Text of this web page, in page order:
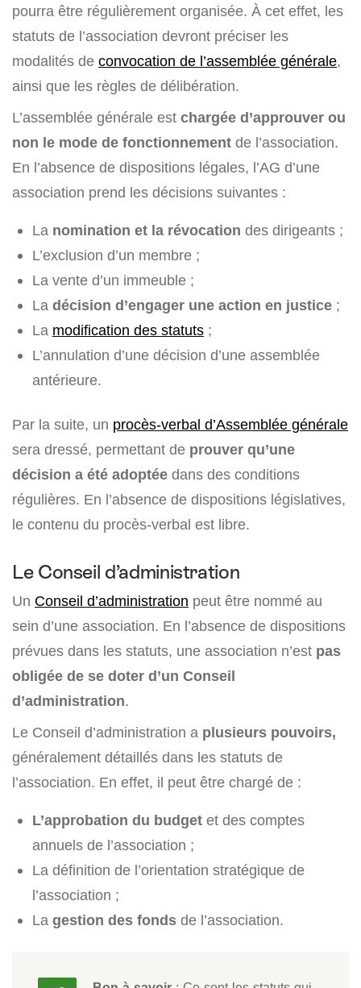
pourra être régulièrement organisée. À cet effet, les
statuts de l’association devront préciser les
modalités de convocation de l’assemblée générale,
ainsi que les règles de délibération.
L’assemblée générale est chargée d’approuver ou
non le mode de fonctionnement de l’association.
En l’absence de dispositions légales, l’AG d’une
association prend les décisions suivantes :
La nomination et la révocation des dirigeants ;
L’exclusion d’un membre ;
La vente d’un immeuble ;
La décision d’engager une action en justice ;
La modification des statuts ;
L’annulation d’une décision d’une assemblée
antérieure.
Par la suite, un procès-verbal d’Assemblée générale
sera dressé, permettant de prouver qu’une
décision a été adoptée dans des conditions
régulières. En l’absence de dispositions législatives,
le contenu du procès-verbal est libre.
Le Conseil d’administration
Un Conseil d’administration peut être nommé au
sein d’une association. En l’absence de dispositions
prévues dans les statuts, une association n’est pas
obligée de se doter d’un Conseil
d’administration.
Le Conseil d’administration a plusieurs pouvoirs,
généralement détaillés dans les statuts de
l’association. En effet, il peut être chargé de :
L’approbation du budget et des comptes
annuels de l’association ;
La définition de l’orientation stratégique de
l’association ;
La gestion des fonds de l’association.